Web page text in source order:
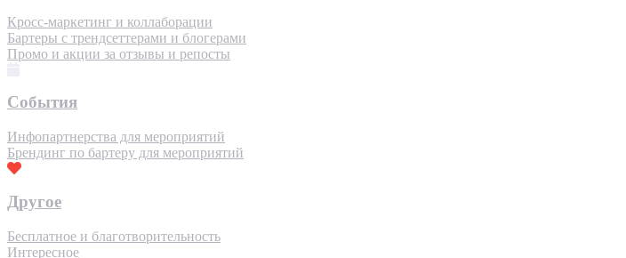
Кросс-маркетинг и коллаборации
Бартеры с трендсеттерами и блогерами
Промо и акции за отзывы и репосты
События
Инфопартнерства для мероприятий
Брендинг по бартеру для мероприятий
Другое
Бесплатное и благотворительность
Интересное